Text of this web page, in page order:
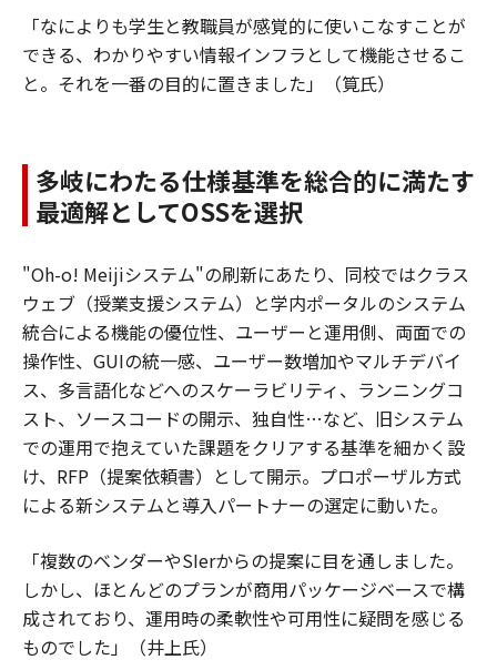
「なによりも学生と教職員が感覚的に使いこなすことが
できる、わかりやすい情報インフラとして機能させるこ
と。それを一番の目的に置きました」（筧氏）
多岐にわたる仕様基準を総合的に満たす
最適解としてOSSを選択
"Oh-o! Meijiシステム"の刷新にあたり、同校ではクラス
ウェブ（授業支援システム）と学内ポータルのシステム
統合による機能の優位性、ユーザーと運用側、両面での
操作性、GUIの統一感、ユーザー数増加やマルチデバイ
ス、多言語化などへのスケーラビリティ、ランニングコ
スト、ソースコードの開示、独自性…など、旧システム
での運用で抱えていた課題をクリアする基準を細かく設
け、RFP（提案依頼書）として開示。プロポーザル方式
による新システムと導入パートナーの選定に動いた。
「複数のベンダーやSIerからの提案に目を通しました。
しかし、ほとんどのプランが商用パッケージベースで構
成されており、運用時の柔軟性や可用性に疑問を感じる
ものでした」（井上氏）